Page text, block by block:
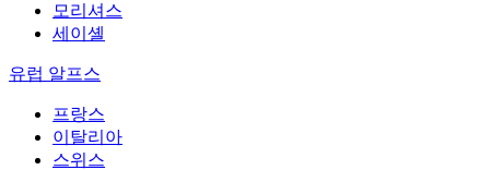
모리셔스
세이셸
유럽 알프스
프랑스
이탈리아
스위스